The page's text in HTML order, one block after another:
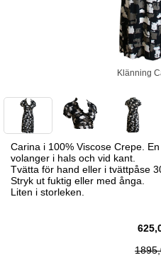
Klänning
Carina i 100% Viscose Crepe.
volanger i hals och vid kant.
Tvätta för hand eller i tvättpåse
Stryk ut fuktig eller med ånga.
Liten i storleken.